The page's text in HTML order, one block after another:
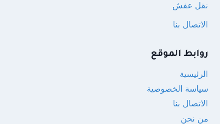
نقل عفش
الاتصال بنا
روابط الموقع
الرئيسية
سياسة الخصوصية
الاتصال بنا
من نحن